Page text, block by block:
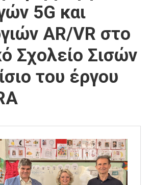
5G και
AR/VR στο
Σχολείο Σισών
του έργου